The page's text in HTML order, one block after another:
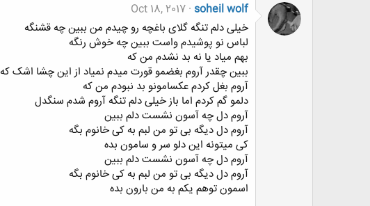
soheil wolf
Oct 18, 2017
خیلی دلم تنگه گلای باغچه رو چیدم من ببین چه قشنگه
لباس نو پوشیدم واست ببین چه خوش رنگه
بهم میاد یا نه بد نشدم من که
ببین چقدر آروم بغضمو قورت میدم نمیاد از این چشا اشک که
آروم بغل کردم عکسامونو بد نبودم من که
دلمو گم کردم اما باز خیلی دلم تنگه آروم شدم سنگدل
آروم دل چه آسون نشست دلم ببین
آروم دل دیگه بی تو من لبم به کی خانوم بگه
کی میتونه این دلو سر و سامون بده
آروم دل چه آسون نشست دلم ببین
آروم دل دیگه بی تو من لبم به کی خانوم بگه
اسمون توهم یکم به من بارون بده